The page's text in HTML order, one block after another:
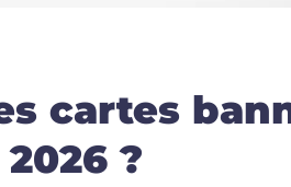
cartes
?